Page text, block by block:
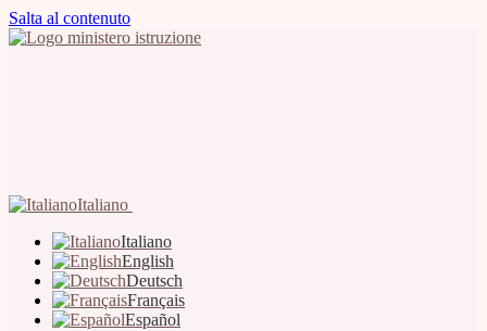
Salta al contenuto
Italiano
Italiano
English
Deutsch
Français
Español